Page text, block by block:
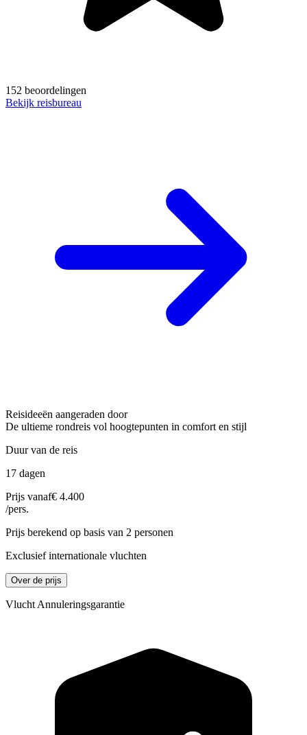
152 beoordelingen
Bekijk reisbureau
Reisideeën aangeraden door
De ultieme rondreis vol hoogtepunten in comfort en stijl
Duur van de reis
17 dagen
Prijs vanaf€ 4.400
/pers.
Prijs berekend op basis van 2 personen
Exclusief internationale vluchten
Over de prijs
Vlucht Annuleringsgarantie